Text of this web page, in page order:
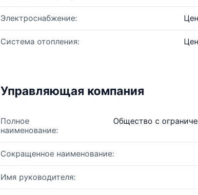
Электроснабжение:
Система отопления:
Управляющая компания
Полное
наименование:
Общество с
Сокращенное наименование:
Имя руководителя: